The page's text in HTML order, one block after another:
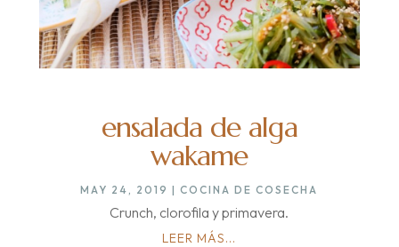
ensalada de alga
wakame
MAY 24, 2019 |COCINA DE COSECHA
Crunch, clorofila y primavera.
LEER MÁS...